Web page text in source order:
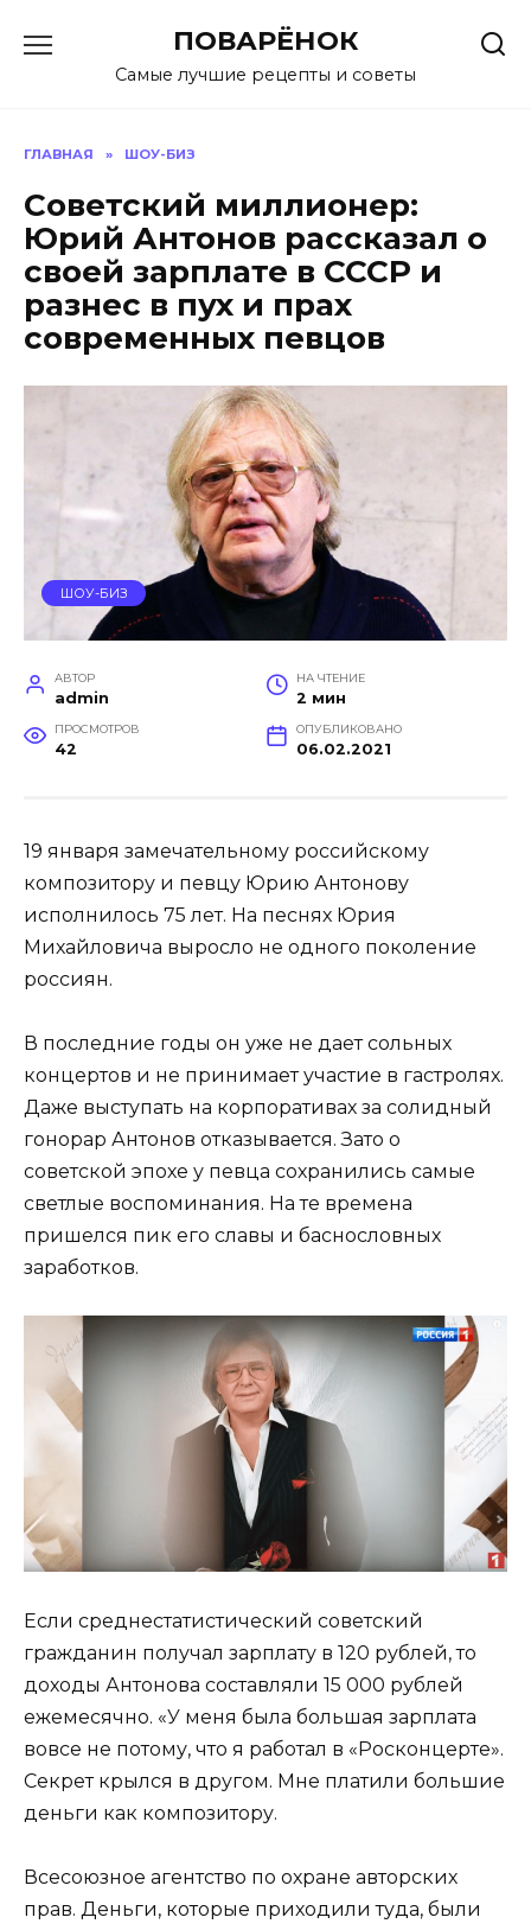
содержанию
ПОВАРЁНОК
Самые лучшие рецепты и советы
ГЛАВНАЯ » ШОУ-БИЗ
Советский миллионер:
Юрий Антонов рассказал о
своей зарплате в СССР и
разнес в пух и прах
современных певцов
ШОУ-БИЗ
АВТОР
admin
НА ЧТЕНИЕ
2 мин
ПРОСМОТРОВ
42
ОПУБЛИКОВАНО
06.02.2021
19 января замечательному российскому
композитору и певцу Юрию Антонову
исполнилось 75 лет. На песнях Юрия
Михайловича выросло не одного поколение
россиян.
В последние годы он уже не дает сольных
концертов и не принимает участие в гастролях.
Даже выступать на корпоративах за солидный
гонорар Антонов отказывается. Зато о
советской эпохе у певца сохранились самые
светлые воспоминания. На те времена
пришелся пик его славы и баснословных
заработков.
Если среднестатистический советский
гражданин получал зарплату в 120 рублей, то
доходы Антонова составляли 15 000 рублей
ежемесячно. «У меня была большая зарплата
вовсе не потому, что я работал в «Росконцерте».
Секрет крылся в другом. Мне платили большие
деньги как композитору.
Всесоюзное агентство по охране авторских
прав. Деньги, которые приходили туда, были